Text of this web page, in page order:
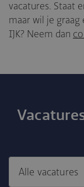
vacatures. Staat
maar wil je
IJK? Neem dan